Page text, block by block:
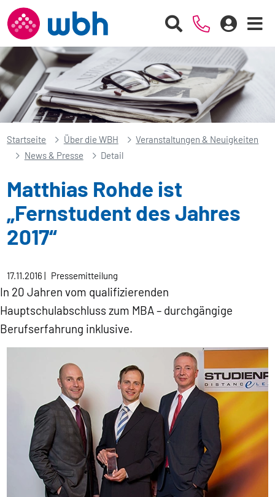
Startseite Über die WBH
Veranstaltungen & Neuigkeiten
News & Presse
Detail
Matthias Rohde ist
„Fernstudent des Jahres
2017“
17.11.2016| Pressemitteilung
In 20 Jahren vom qualifizierenden
Hauptschulabschluss zum MBA – durchgängige
Berufserfahrung inklusive.